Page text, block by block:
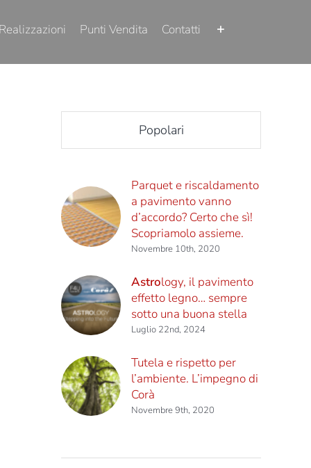
Punti Vendita Contatti
Popolari
Parquet e riscaldamento
a pavimento vanno
d’accordo? Certo che sì!
Scopriamolo assieme.
Novembre 10th, 2020
Astrology, il pavimento
effetto legno… sempre
sotto una buona stella
Luglio 22nd, 2024
Tutela e rispetto per
l’ambiente. L’impegno di
Corà
Novembre 9th, 2020